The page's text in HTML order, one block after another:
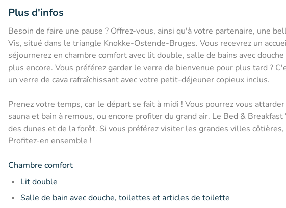
Plus d'infos
Besoin de faire une pause ? Offrez-vous, ainsi qu'à votre partenaire, une
Vis, situé dans le triangle Knokke-Ostende-Bruges. Vous recevrez un
séjournerez en chambre comfort avec lit double, salle de bains avec
plus encore. Vous préférez garder le verre de bienvenue pour plus tard ?
un verre de cava rafraîchissant avec votre petit-déjeuner copieux inclus.
Prenez votre temps, car le départ se fait à midi ! Vous pourrez vous
sauna et bain à remous, ou encore profiter du grand air. Le Bed &
des dunes et de la forêt. Si vous préférez visiter les grandes villes
Profitez-en ensemble !
Chambre comfort
Lit double
Salle de bain avec douche, toilettes et articles de toilette